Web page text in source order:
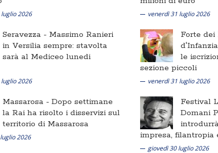
2026 venerdì 31 luglio 2026
Seravezza - Massimo Ranieri
in Versilia sempre: stavolta
sarà al Mediceo lunedi
2026
Forte
le
sezione piccoli
venerdì 31 luglio 2026
Massarosa - Dopo settimane
la Rai ha risolto i disservizi sul
territorio di Massarosa
2026
Festival
Domani
impresa, filantropia
giovedì 30 luglio 2026